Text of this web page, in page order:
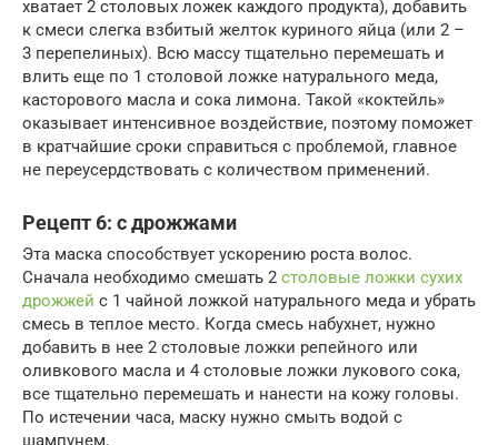
хватает 2 столовых ложек каждого продукта), добавить
к смеси слегка взбитый желток куриного яйца (или 2 –
3 перепелиных). Всю массу тщательно перемешать и
влить еще по 1 столовой ложке натурального меда,
касторового масла и сока лимона. Такой «коктейль»
оказывает интенсивное воздействие, поэтому поможет
в кратчайшие сроки справиться с проблемой, главное
не переусердствовать с количеством применений.
Рецепт 6: с дрожжами
Эта маска способствует ускорению роста волос.
Сначала необходимо смешать 2 столовые ложки сухих
дрожжей с 1 чайной ложкой натурального меда и убрать
смесь в теплое место. Когда смесь набухнет, нужно
добавить в нее 2 столовые ложки репейного или
оливкового масла и 4 столовые ложки лукового сока,
все тщательно перемешать и нанести на кожу головы.
По истечении часа, маску нужно смыть водой с
шампунем.